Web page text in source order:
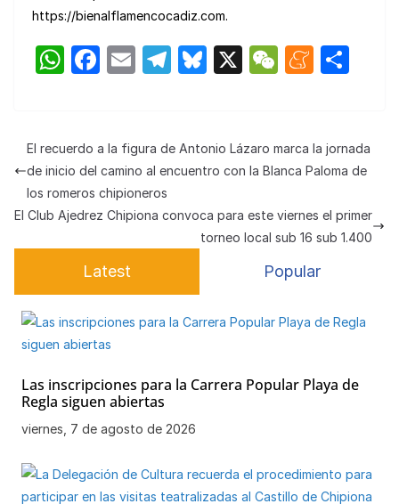
https://bienalflamencocadiz.com.
W
s
A
p
p
F
e
b
o
o
k
E
T
gr
a
Bl
s
k
X
W
h
at
M
e
a
m
e
p
ar
tir
El recuerdo a la figura de Antonio Lázaro marca la jornada
de inicio del camino al encuentro con la Blanca Paloma de
los romeros chipioneros
El Club Ajedrez Chipiona convoca para este viernes el primer
torneo local sub 16 sub 1.400
Latest Popular
Las inscripciones para la Carrera Popular Playa de
Regla siguen abiertas
viernes, 7 de agosto de 2026